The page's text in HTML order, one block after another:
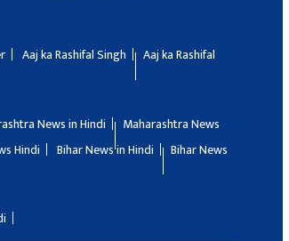
Aaj ka Rashifal Singh
Aaj ka Rashifal
News in Hindi
Maharashtra News
Hindi Bihar News in Hindi
Bihar News